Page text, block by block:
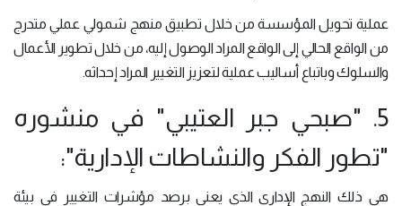
عملية تحويل المؤسسة من خلال تطبيق منهج شمولي عملي متدرج
من الواقع الحالي إلى الواقع المراد الوصول إليه، من خلال تطوير الأعمال
والسلوك وباتباع أساليب عملية لتعزيز التغيير المراد إحداثه.
5. "صبحي جبر العتيبي" في منشوره
"تطور الفكر والنشاطات الإدارية":
هي ذلك النهج الإداري الذي يعنى برصد مؤشرات التغيير في بيئة